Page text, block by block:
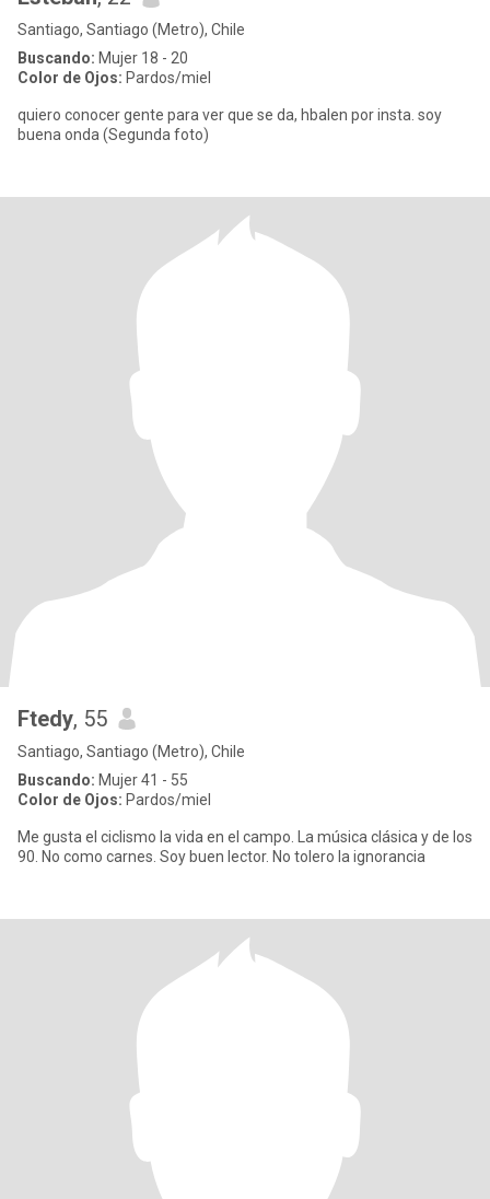
Santiago, Santiago (Metro), Chile
Buscando: Mujer 18 - 20
Color de Ojos: Pardos/miel
quiero conocer gente para ver que se da, hbalen por insta. soy
buena onda (Segunda foto)
Ftedy, 55
Santiago, Santiago (Metro), Chile
Buscando: Mujer 41 - 55
Color de Ojos: Pardos/miel
Me gusta el ciclismo la vida en el campo. La música clásica y de los
90. No como carnes. Soy buen lector. No tolero la ignorancia